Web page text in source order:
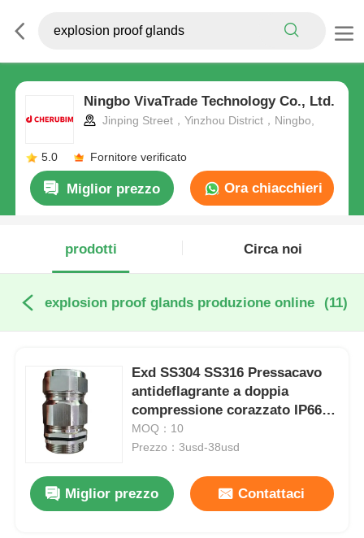
Ningbo VivaTrade Technology Co., Ltd.
Jinping Street，Yinzhou District，Ningbo,
5.0 Fornitore verificato
Miglior prezzo Ora chiacchieri
prodotti Circa noi
explosion proof glands produzione online (11)
Exd SS304 SS316 Pressacavo
antideflagrante a doppia
compressione corazzato IP66
impermeabile
MOQ：10
Prezzo：3usd-38usd
Miglior prezzo Contattaci